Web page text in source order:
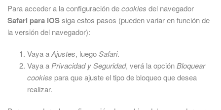
Para acceder a la configuración decookies del navegador
Safari para iOSsiga estos pasos (pueden variar en función de
la versión del navegador):
Vaya aAjustes, luegoSafari.
Vaya a Privacidad y Seguridad, verá la opciónBloquear
cookies para que ajuste el tipo de bloqueo que desea
realizar.